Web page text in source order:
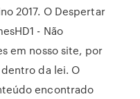
2017. O Despertar
- Não
em nosso site, por
da lei. O
encontrado